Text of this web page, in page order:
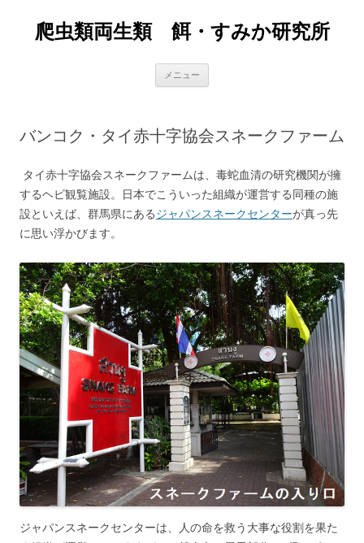
爬虫類両生類 餌・すみか研究所
メニュー
ス
プ
バンコク・タイ赤十字協会スネークファーム
タイ赤十字協会スネークファームは、毒蛇血清の研究機関が擁
するヘビ観覧施設。日本でこういった組織が運営する同種の施
設といえば、群馬県にあるジャパンスネークセンターが真っ先
に思い浮かびます。
ジャパンスネークセンターは、人の命を救う大事な役割を果た